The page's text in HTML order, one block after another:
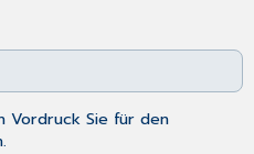
Vordruck Sie für den